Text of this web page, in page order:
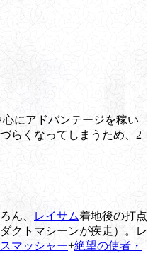
にアドバンテージを稼い
らくなってしまうため、2
ん、 レイサム着地後の打点
クトマシーンが疾走）。レ
マッシャー+絶望の使者・